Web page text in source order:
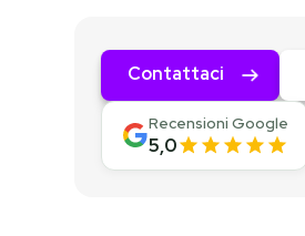
Contattaci
Recensioni Google
5,0